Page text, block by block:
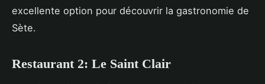
excellente option pour découvrir la gastronomie de
Sète.
Restaurant 2: Le Saint Clair